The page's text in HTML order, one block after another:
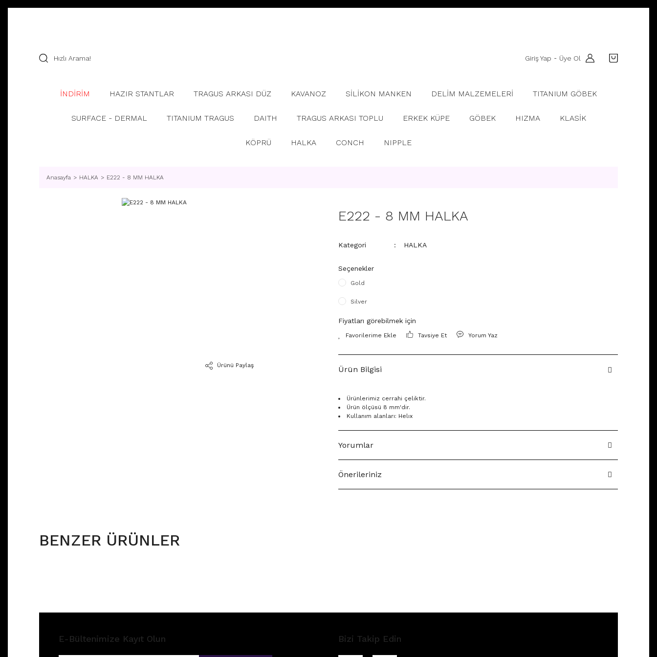
Giriş Yap - Üye Ol
İNDİRİM HAZIR STANTLAR TRAGUS ARKASI DÜZ KAVANOZ SİLİKON MANKEN DELİM MALZEMELERİ TITANIUM GÖBEK
SURFACE - DERMAL TITANIUM TRAGUS DAITH TRAGUS ARKASI TOPLU ERKEK KÜPE GÖBEK HIZMA KLASİK
KÖPRÜ HALKA CONCH NIPPLE
Anasayfa HALKA E222 - 8 MM HALKA
Ürünü Paylaş
E222 - 8 MM HALKA
Kategori HALKA
Seçenekler
Gold
Silver
Fiyatları görebilmek için
Tavsiye Et Yorum Yaz
Ürün Bilgisi
Ürünlerimiz cerrahi çeliktir.
Ürün ölçüsü 8 mm'dir.
Kullanım alanları: Helıx
Yorumlar
Önerileriniz
BENZER ÜRÜNLER
E-Bültenimize Kayıt Olun Bizi Takip Edin